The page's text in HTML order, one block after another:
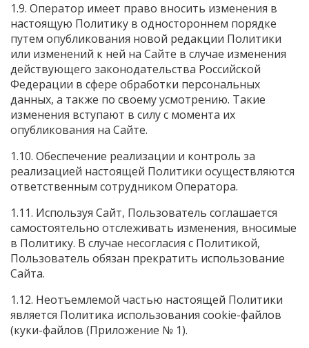
1.9. Оператор имеет право вносить изменения в
настоящую Политику в одностороннем порядке
путем опубликования новой редакции Политики
или изменений к ней на Сайте в случае изменения
действующего законодательства Российской
Федерации в сфере обработки персональных
данных, а также по своему усмотрению. Такие
изменения вступают в силу с момента их
опубликования на Сайте.
1.10. Обеспечение реализации и контроль за
реализацией настоящей Политики осуществляются
ответственным сотрудником Оператора.
1.11. Используя Сайт, Пользователь соглашается
самостоятельно отслеживать изменения, вносимые
в Политику. В случае несогласия с Политикой,
Пользователь обязан прекратить использование
Сайта.
1.12. Неотъемлемой частью настоящей Политики
является Политика использования cookie-файлов
(куки-файлов (Приложение № 1).